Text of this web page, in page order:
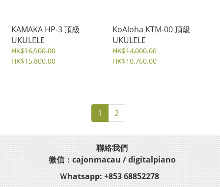
KAMAKA HP-3 頂級
UKULELE
HK$16,900.00
HK$15,800.00
KoAloha KTM-00 頂級
UKULELE
HK$14,000.00
HK$10,760.00
1 2
聯絡我們
微信：cajonmacau / digitalpiano
Ｗhatsapp: +853 68852278